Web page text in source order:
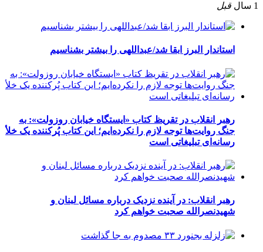
1 سال قبل
استاندار البرز ابقا شد/عبداللهی را بیشتر بشناسیم
رهبر انقلاب در تقریظ کتاب «ایستگاه خیابان روزولت»: به
جنگ روایت‌ها توجه لازم را نکرده‌ایم؛ این کتاب پُرکننده‌ یک خلأ
رسانه‌ای تبلیغاتی است
رهبر انقلاب: در آینده نزدیک درباره مسائل لبنان و
شهیدنصرالله صحبت خواهم کرد